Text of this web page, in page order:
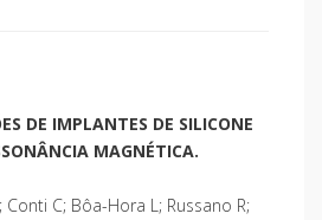
DE IMPLANTES DE SILICONE
MAGNÉTICA.
C; Bôa-Hora L; Russano R;